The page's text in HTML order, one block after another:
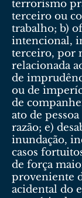
terrorismo
terceiro ou
trabalho; b)
intencional,
terceiro, por
relacionada
de
ou de
de
ato de
razão; e)
inundação,
casos
de força
proveniente
acidental do